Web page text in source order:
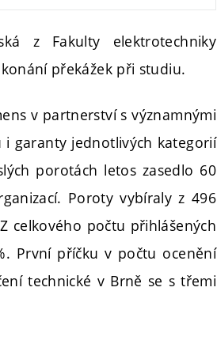
z Fakulty elektrotechniky
překážek při studiu.
v partnerství s významnými
i garanty jednotlivých kategorií
porotách letos zasedlo 60
Poroty vybíraly z 496
celkového počtu přihlášených
První příčku v počtu ocenění
technické v Brně se s třemi